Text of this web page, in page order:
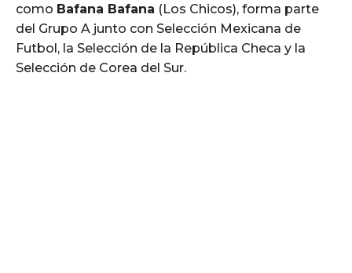
como Bafana Bafana (Los Chicos), forma parte
del Grupo A junto con Selección Mexicana de
Futbol, la Selección de la República Checa y la
Selección de Corea del Sur.